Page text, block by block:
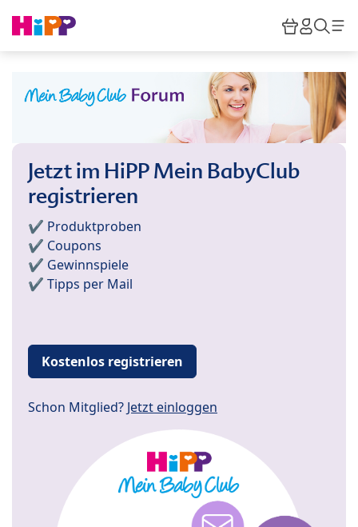
HiPP
Jetzt im HiPP Mein BabyClub
registrieren
✔️ Produktproben
✔️ Coupons
✔️ Gewinnspiele
✔️ Tipps per Mail
Kostenlos registrieren
Schon Mitglied? Jetzt einloggen